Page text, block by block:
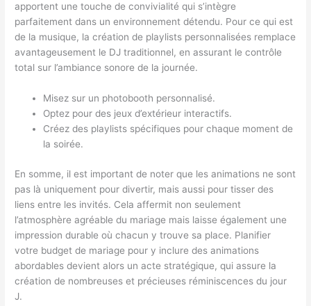
apportent une touche de convivialité qui s’intègre
parfaitement dans un environnement détendu. Pour ce qui est
de la musique, la création de playlists personnalisées remplace
avantageusement le DJ traditionnel, en assurant le contrôle
total sur l’ambiance sonore de la journée.
Misez sur un photobooth personnalisé.
Optez pour des jeux d’extérieur interactifs.
Créez des playlists spécifiques pour chaque moment de
la soirée.
En somme, il est important de noter que les animations ne sont
pas là uniquement pour divertir, mais aussi pour tisser des
liens entre les invités. Cela affermit non seulement
l’atmosphère agréable du mariage mais laisse également une
impression durable où chacun y trouve sa place. Planifier
votre budget de mariage pour y inclure des animations
abordables devient alors un acte stratégique, qui assure la
création de nombreuses et précieuses réminiscences du jour
J.